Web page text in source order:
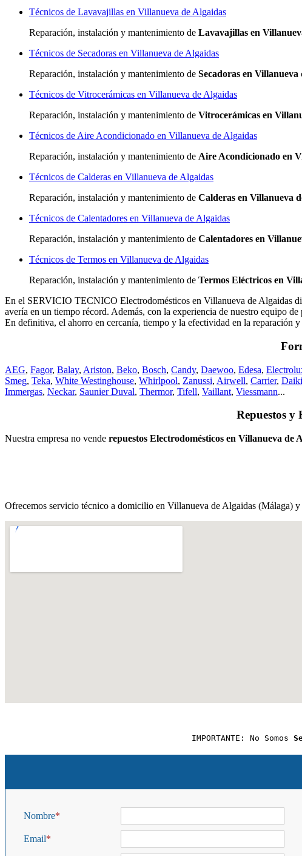
Técnicos de Lavavajillas en Villanueva de Algaidas
Reparación, instalación y mantenimiento de Lavavajillas en
Técnicos de Secadoras en Villanueva de Algaidas
Reparación, instalación y mantenimiento de Secadoras en Villanueva
Técnicos de Vitrocerámicas en Villanueva de Algaidas
Reparación, instalación y mantenimiento de Vitrocerámicas en
Técnicos de Aire Acondicionado en Villanueva de Algaidas
Reparación, instalación y mantenimiento de Aire Acondicionado en
Técnicos de Calderas en Villanueva de Algaidas
Reparación, instalación y mantenimiento de Calderas en Villanueva
Técnicos de Calentadores en Villanueva de Algaidas
Reparación, instalación y mantenimiento de Calentadores en
Técnicos de Termos en Villanueva de Algaidas
Reparación, instalación y mantenimiento de Termos Eléctricos en
En el SERVICIO TECNICO Electrodomésticos en Villanueva de Algaidas
avería en un tiempo récord. Además, con la experiencia de nuestro equipo
En definitiva, el ahorro en cercanía, tiempo y la efectividad en la reparación
AEG, Fagor, Balay, Ariston, Beko, Bosch, Candy, Daewoo, Edesa,
Smeg, Teka, White Westinghouse, Whirlpool, Zanussi, Airwell, Carrier,
Immergas, Neckar, Saunier Duval, Thermor, Tifell, Vaillant, Viessmann...
Repuestos y
Nuestra empresa no vende repuestos Electrodomésticos en Villanueva de
Ofrecemos servicio técnico a domicilio en Villanueva de Algaidas (Málaga) y
IMPORTANTE: No Somos
Nombre
Email